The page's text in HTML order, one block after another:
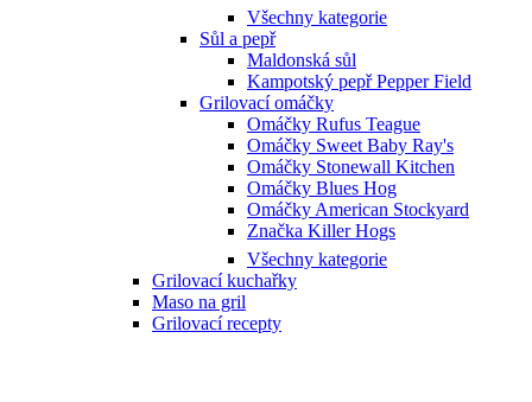
Všechny kategorie
Sůl a pepř
Maldonská sůl
Kampotský pepř Pepper Field
Grilovací omáčky
Omáčky Rufus Teague
Omáčky Sweet Baby Ray's
Omáčky Stonewall Kitchen
Omáčky Blues Hog
Omáčky American Stockyard
Značka Killer Hogs
Všechny kategorie
Grilovací kuchařky
Maso na gril
Grilovací recepty